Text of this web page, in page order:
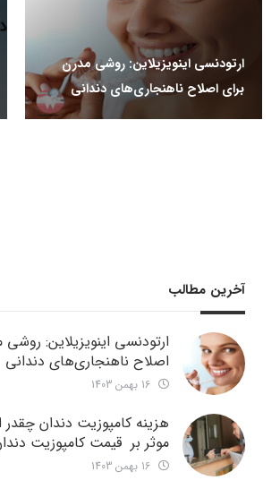
ارتودنسی اینویزیلاین: روشی مدرن
برای اصلاح ناهنجاری‌های دندانی
آخرین مطالب
ارتودنسی اینویزیلاین:
اصلاح ناهنجاری‌های دندانی
هزینه کامپوزیت دندان
موثر بر قیمت کامپوزیت